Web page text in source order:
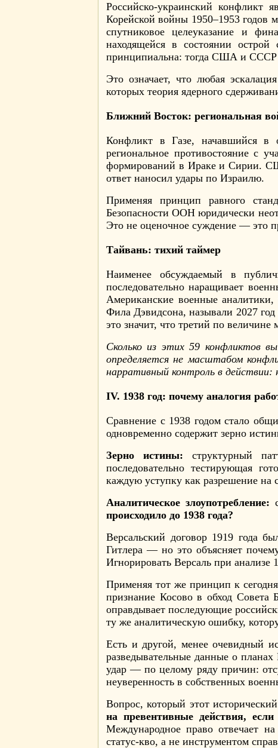
Российско-украинский конфликт
Корейской войны 1950–1953 годов
спутниковое целеуказание и
находящейся в состоянии острой
принципиальна: тогда США и СССР
Это означает, что любая
которых теория ядерного
Ближний Восток: региональная
Конфликт в Газе, начавшийся в
региональное противостояние с
формирований в Ираке и Сирии.
ответ наносил удары по Израилю.
Применяя принцип равного
Безопасности ООН юридически
Это не оценочное суждение — это
Тайвань: тихий таймер
Наименее обсуждаемый в
последовательно наращивает
Американские военные
Фила Дэвидсона, называли 2027
это значит, что третий по
Сколько из этих 59 конфликтов
определяется не масштабом
нарративный контроль в
IV. 1938 год: почему аналогия
Сравнение с 1938 годом стало
одновременно содержит зерно
Зерно истины: структурный
последовательно тестирующая
каждую уступку как разрешение
Аналитическое злоупотребление:
происходило до 1938 года?
Версальский договор 1919 года
Гитлера — но это объясняет
Игнорировать Версаль при анализе
Применяя тот же принцип к
признание Косово в обход
оправдывает последующие
ту же аналитическую ошибку,
Есть и другой, менее очевидный
разведывательные данные о
удар — по целому ряду причин:
неуверенность в собственных
Вопрос, который этот
на превентивные действия,
Международное право отвечает
статус-кво, а не инструментом